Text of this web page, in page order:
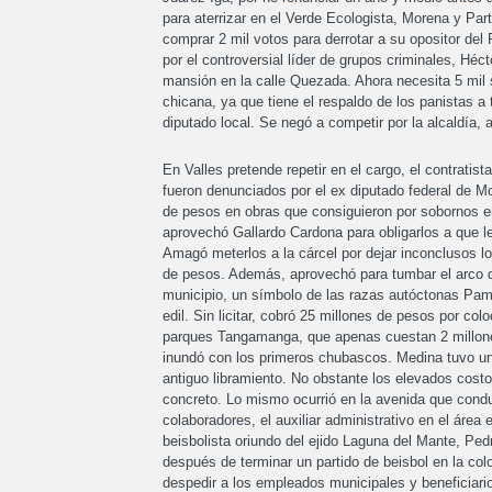
para aterrizar en el Verde Ecologista, Morena y
comprar 2 mil votos para derrotar a su opositor
por el controversial líder de grupos criminales,
mansión en la calle Quezada. Ahora necesita 5
chicana, ya que tiene el respaldo de los panistas
diputado local. Se negó a competir por la alcaldía,
En Valles pretende repetir en el cargo, el
fueron denunciados por el ex diputado federal de
de pesos en obras que consiguieron por sobornos
aprovechó Gallardo Cardona para obligarlos a
Amagó meterlos a la cárcel por dejar inconclusos
de pesos. Además, aprovechó para tumbar el
municipio, un símbolo de las razas autóctonas
edil. Sin licitar, cobró 25 millones de pesos por
parques Tangamanga, que apenas cuestan 2
inundó con los primeros chubascos. Medina tuvo
antiguo libramiento. No obstante los elevados
concreto. Lo mismo ocurrió en la avenida que
colaboradores, el auxiliar administrativo en el
beisbolista oriundo del ejido Laguna del Mante,
después de terminar un partido de beisbol en la
despedir a los empleados municipales y